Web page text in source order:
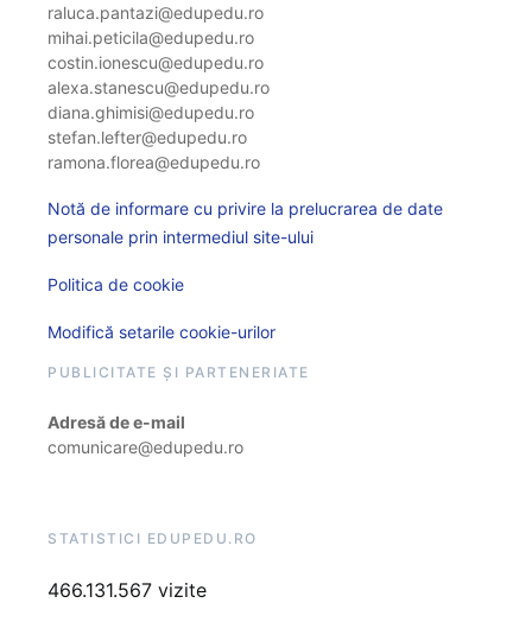
raluca.pantazi@edupedu.ro
mihai.peticila@edupedu.ro
costin.ionescu@edupedu.ro
alexa.stanescu@edupedu.ro
diana.ghimisi@edupedu.ro
stefan.lefter@edupedu.ro
ramona.florea@edupedu.ro
Notă de informare cu privire la prelucrarea de date
personale prin intermediul site-ului
Politica de cookie
Modifică setarile cookie-urilor
PUBLICITATE ȘI PARTENERIATE
Adresă de e-mail
comunicare@edupedu.ro
STATISTICI EDUPEDU.RO
466.131.567 vizite